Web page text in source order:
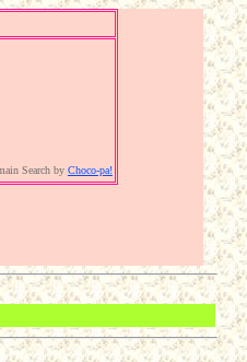
Search by Choco-pa!